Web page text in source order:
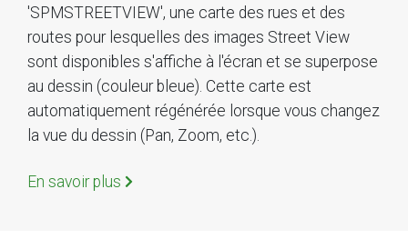
'SPMSTREETVIEW', une carte des rues et des
routes pour lesquelles des images Street View
sont disponibles s'affiche à l'écran et se superpose
au dessin (couleur bleue). Cette carte est
automatiquement régénérée lorsque vous changez
la vue du dessin (Pan, Zoom, etc.).
En savoir plus